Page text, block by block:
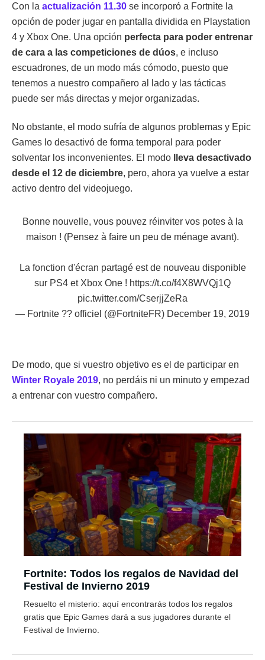
Con la actualización 11.30 se incorporó a Fortnite la
opción de poder jugar en pantalla dividida en Playstation
4 y Xbox One. Una opción perfecta para poder entrenar
de cara a las competiciones de dúos, e incluso
escuadrones, de un modo más cómodo, puesto que
tenemos a nuestro compañero al lado y las tácticas
puede ser más directas y mejor organizadas.
No obstante, el modo sufría de algunos problemas y Epic
Games lo desactivó de forma temporal para poder
solventar los inconvenientes. El modo lleva desactivado
desde el 12 de diciembre, pero, ahora ya vuelve a estar
activo dentro del videojuego.
Bonne nouvelle, vous pouvez réinviter vos potes à la
maison ! (Pensez à faire un peu de ménage avant).
La fonction d'écran partagé est de nouveau disponible
sur PS4 et Xbox One ! https://t.co/f4X8WVQj1Q
pic.twitter.com/CserjjZeRa
— Fortnite ?? officiel (@FortniteFR) December 19, 2019
De modo, que si vuestro objetivo es el de participar en
Winter Royale 2019, no perdáis ni un minuto y empezad
a entrenar con vuestro compañero.
Fortnite: Todos los regalos de Navidad del
Festival de Invierno 2019
Resuelto el misterio: aquí encontrarás todos los regalos
gratis que Epic Games dará a sus jugadores durante el
Festival de Invierno.